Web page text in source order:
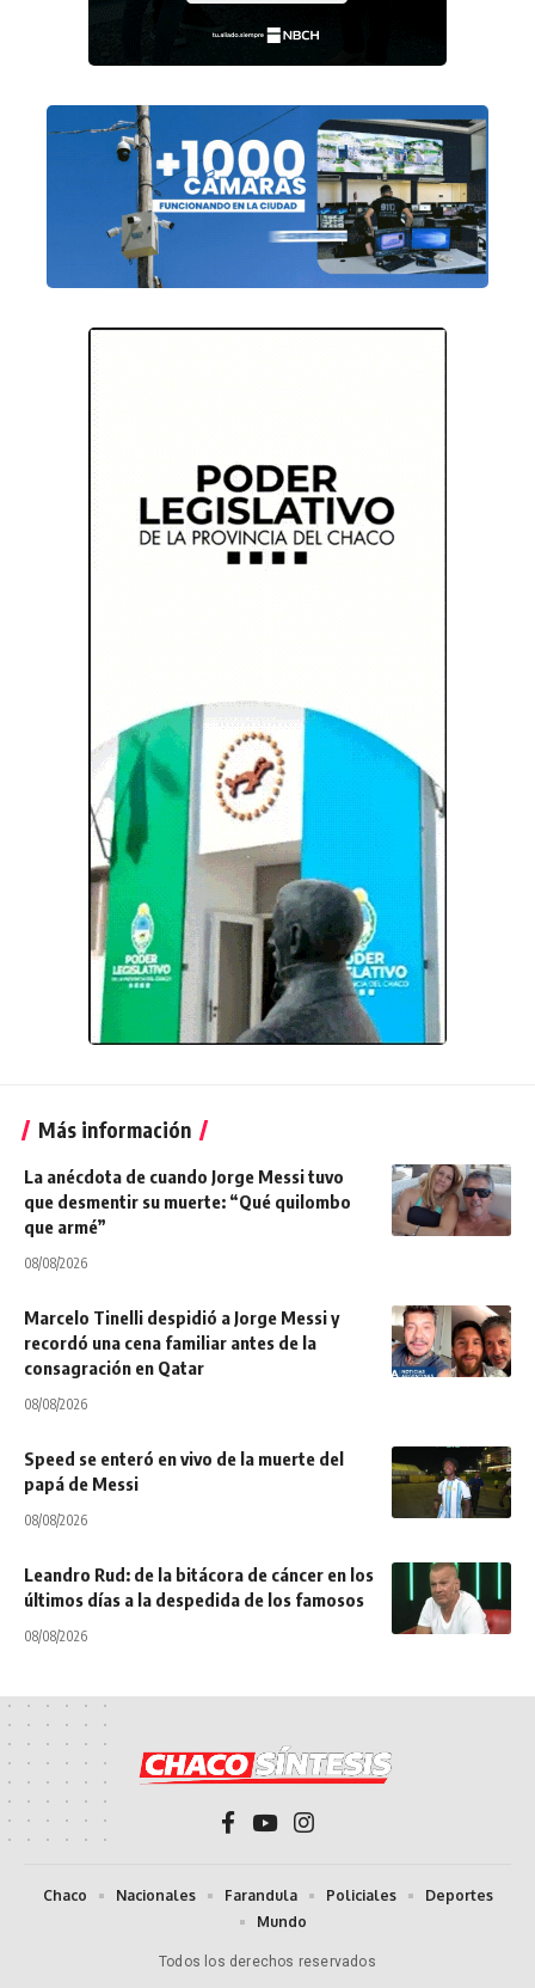
Más información
La anécdota de cuando Jorge Messi tuvo
que desmentir su muerte: “Qué quilombo
que armé”
08/08/2026
Marcelo Tinelli despidió a Jorge Messi y
recordó una cena familiar antes de la
consagración en Qatar
08/08/2026
Speed se enteró en vivo de la muerte del
papá de Messi
08/08/2026
Leandro Rud: de la bitácora de cáncer en los
últimos días a la despedida de los famosos
08/08/2026
Todos los derechos reservados
Chaco Nacionales Farandula Policiales
Deportes
Mundo